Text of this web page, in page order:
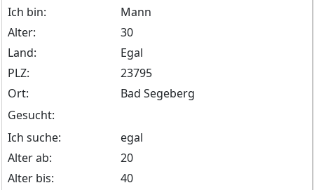
Ich bin:
Mann
Alter:
30
Land:
Egal
PLZ:
23795
Ort:
Bad Segeberg
Gesucht:
Ich suche:
egal
Alter ab:
20
Alter bis:
40